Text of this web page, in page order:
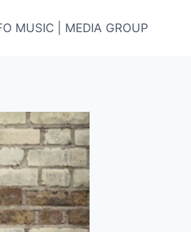
MUSIC | MEDIA GROUP